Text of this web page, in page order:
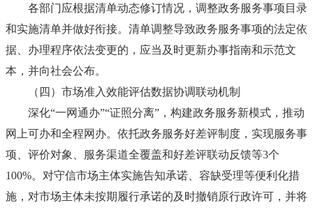
各部门应根据清单动态修订情况，调整政务服务事项目录
和实施清单并做好衔接。清单调整导致政务服务事项的法定依
据、办理程序依法变更的，应当及时更新办事指南和示范文
本，并向社会公布。
（四）市场准入效能评估数据协调联动机制
深化“一网通办”“证照分离”，构建政务服务新模式，推动
网上可办和全程网办。依托政务服务好差评制度，实现服务事
项、评价对象、服务渠道全覆盖和好差评联动反馈等3个
100%。对守信市场主体实施告知承诺、容缺受理等便利化措
施，对市场主体未按期履行承诺的及时撤销原行政许可，并将